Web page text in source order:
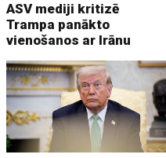
ASV mediji kritizē
Trampa panākto
vienošanos ar Irānu